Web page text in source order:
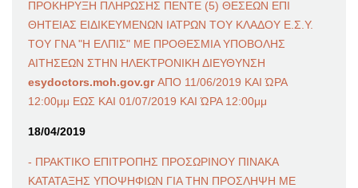
ΠΡΟΚΗΡΥΞΗ ΠΛΗΡΩΣΗΣ ΠΕΝΤΕ (5) ΘΕΣΕΩΝ ΕΠΙ
ΘΗΤΕΙΑΣ ΕΙΔΙΚΕΥΜΕΝΩΝ ΙΑΤΡΩΝ ΤΟΥ ΚΛΑΔΟΥ Ε.Σ.Υ.
ΤΟΥ ΓΝΑ "Η ΕΛΠΙΣ" ΜΕ ΠΡΟΘΕΣΜΙΑ ΥΠΟΒΟΛΗΣ
ΑΙΤΗΣΕΩΝ ΣΤΗΝ ΗΛΕΚΤΡΟΝΙΚΗ ΔΙΕΥΘΥΝΣΗ
esydoctors.moh.gov.grΑΠΟ 11/06/2019 ΚΑΙ ΏΡΑ
12:00μμ ΕΩΣ ΚΑΙ 01/07/2019 ΚΑΙ ΏΡΑ 12:00μμ
18/04/2019
- ΠΡΑΚΤΙΚΟ ΕΠΙΤΡΟΠΗΣ ΠΡΟΣΩΡΙΝΟΥ ΠΙΝΑΚΑ
ΚΑΤΑΤΑΞΗΣ ΥΠΟΨΗΦΙΩΝ ΓΙΑ ΤΗΝ ΠΡΟΣΛΗΨΗ ΜΕ